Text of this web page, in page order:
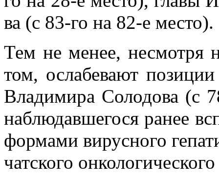
ва (с 83-го на 82-е ме­сто).
Тем не ме­нее, несмот­ря
том, осла­бе­ва­ют
Вла­ди­ми­ра Со­ло­до­ва (с
на­блю­дав­ше­го­ся ра­нее
фор­ма­ми ви­рус­но­го
чат­ско­го